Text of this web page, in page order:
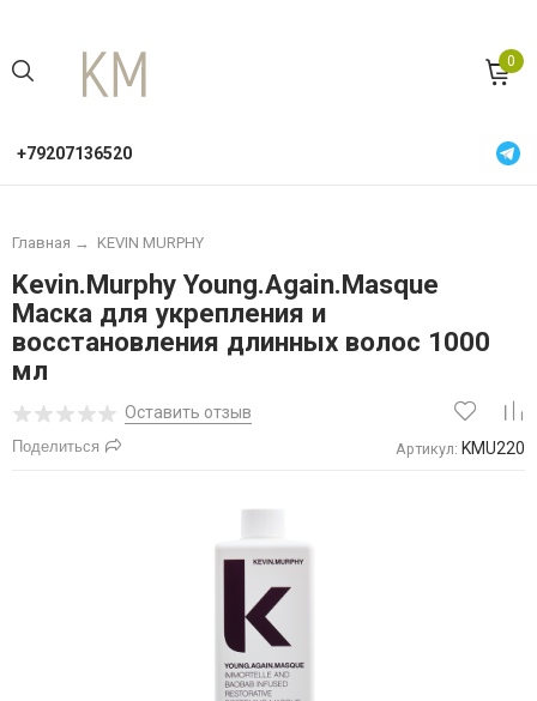
0
+79207136520
Главная → KEVIN MURPHY
Kevin.Murphy Young.Again.Masque
Маска для укрепления и
восстановления длинных волос 1000
мл
Оставить отзыв
Поделиться Артикул: KMU220